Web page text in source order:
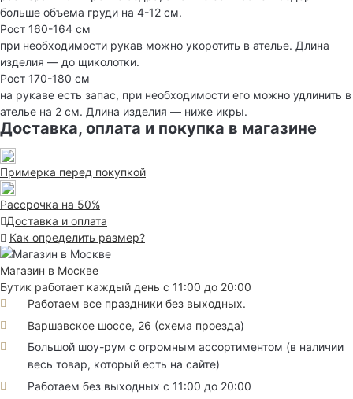
больше объема груди на 4-12 см.
Рост 160-164 см
при необходимости рукав можно укоротить в ателье. Длина
изделия — до щиколотки.
Рост 170-180 см
на рукаве есть запас, при необходимости его можно удлинить в
ателье на 2 см. Длина изделия — ниже икры.
Доставка, оплата и покупка в магазине
Примерка перед покупкой
Рассрочка на 50%
Доставка и оплата
Как определить размер?
Магазин в Москве
Бутик работает каждый день с 11:00 до 20:00
Работаем все праздники без выходных.
Варшавское шоссе, 26 (схема проезда)
Большой шоу-рум с огромным ассортиментом (в наличии
весь товар, который есть на сайте)
Работаем без выходных с 11:00 до 20:00